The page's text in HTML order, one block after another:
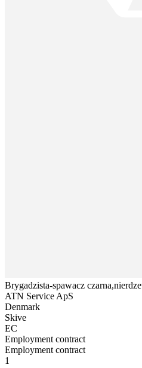
Brygadzista-spawacz
ATN Service ApS
Denmark
Skive
EC
Employment contract
Employment contract
1